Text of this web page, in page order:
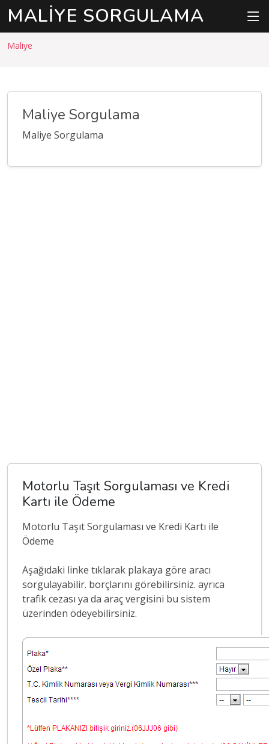
MALIYE SORGULAMA
Maliye
Maliye Sorgulama
Maliye Sorgulama
Motorlu Taşıt Sorgulaması ve Kredi
Kartı ile Ödeme
Motorlu Taşıt Sorgulaması ve Kredi Kartı ile
Ödeme
Aşağıdaki linke tıklarak plakaya göre aracı
sorgulayabilir. borçlarını görebilirsiniz. ayrıca
trafik cezası ya da araç vergisini bu sistem
üzerinden ödeyebilirsiniz.